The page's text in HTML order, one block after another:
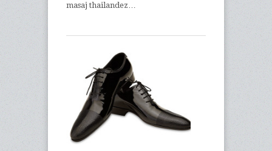
masaj thailandez…